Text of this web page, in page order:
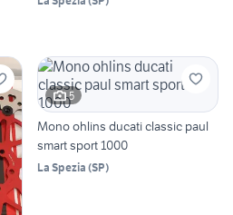
5
Mono ohlins ducati classic paul
smart sport 1000
La Spezia (SP)